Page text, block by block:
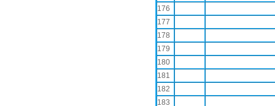
176
177
178
179
180
181
182
183